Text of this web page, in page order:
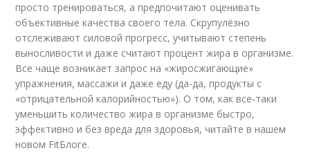
просто тренироваться, а предпочитают оценивать
объективные качества своего тела. Скрупулёзно
отслеживают силовой прогресс, учитывают степень
выносливости и даже считают процент жира в организме.
Все чаще возникает запрос на «жиросжигающие»
упражнения, массажи и даже еду (да-да, продукты с
«отрицательной калорийностью»). О том, как все-таки
уменьшить количество жира в организме быстро,
эффективно и без вреда для здоровья, читайте в нашем
новом FitБлоге.